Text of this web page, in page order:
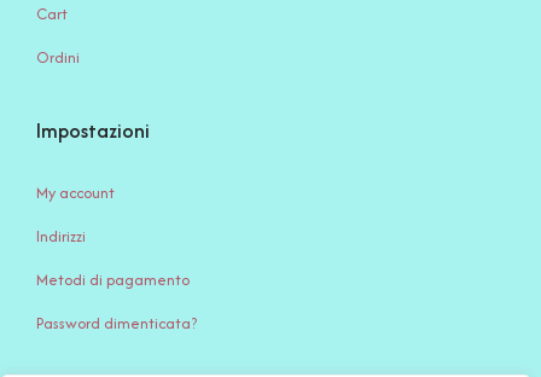
Cart
Ordini
Impostazioni
My account
Indirizzi
Metodi di pagamento
Password dimenticata?